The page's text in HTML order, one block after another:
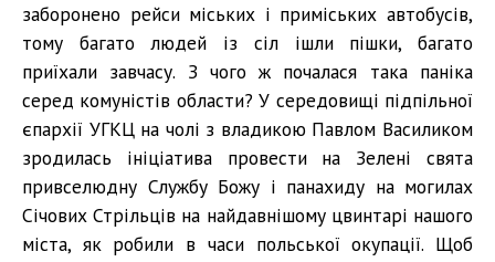
заборонено рейси міських і приміських автобусів,
тому багато людей із сіл ішли пішки, багато
приїхали завчасу. З чого ж почалася така паніка
серед комуністів области? У середовищі підпільної
єпархії УГКЦ на чолі з владикою Павлом Василиком
зродилась ініціатива провести на Зелені свята
привселюдну Службу Божу і панахиду на могилах
Січових Стрільців на найдавнішому цвинтарі нашого
міста, як робили в часи польської окупації. Щоб